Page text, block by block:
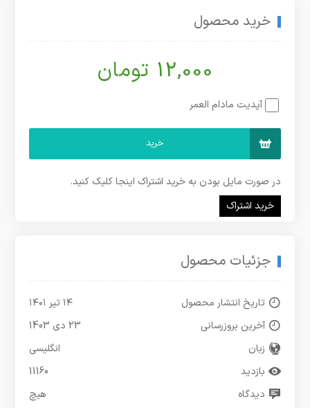
خرید محصول
12,000 تومان
آپدیت مادام العمر
خرید
در صورت مایل بودن به خرید اشتراک اینجا کلیک کنید.
خرید اشتراک
جزئیات محصول
تاریخ انتشار محصول
۱۴ تیر ۱۴۰۱
آخرین بروزرسانی
23 دی 1403
زبان
انگلیسی
بازدید
11160
دیدگاه
هیچ